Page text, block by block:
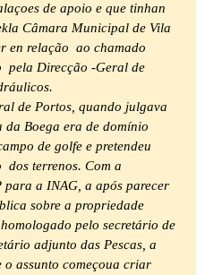
de apoio e que tinhan
Câmara Municipal de Vila
en relação ao chamado
pela Direcção -Geral de
de Portos, quando julgava
da Boega era de domínio
de golfe e pretendeu
terrenos. Com a
para a INAG, a após parecer
sobre a propriedade
pelo secretário de
adjunto das Pescas, a
o assunto começoua criar